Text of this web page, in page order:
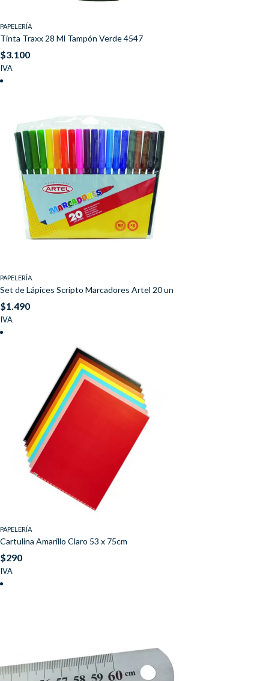
PAPELERÍA
Tinta Traxx 28 Ml Tampón Verde 4547
$3.100
IVA
PAPELERÍA
Set de Lápices Scripto Marcadores Artel 20 un
$1.490
IVA
PAPELERÍA
Cartulina Amarillo Claro 53 x 75cm
$290
IVA